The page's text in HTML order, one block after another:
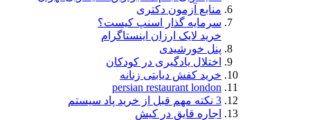
منابع آزمون دکتری
سرمایه گذار اسنپ کیست؟
خرید لایک ارزان اینستاگرام
پنل خورشیدی
اختلال یادگیری در کودکان
خرید کفش دیابتی زنانه
persian restaurant london
3 نکته مهم قبل از خرید پاد سیستم
اجاره قایق در کیش